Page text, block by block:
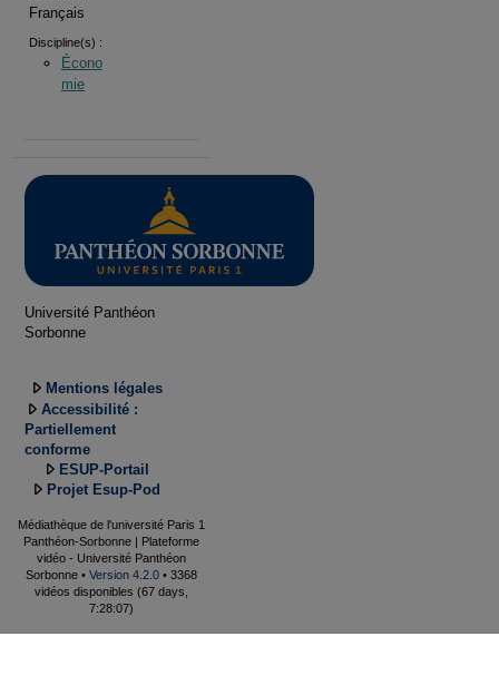
Français
Discipline(s) :
Écono
mie
Université Panthéon
Sorbonne
Mentions légales
Accessibilité :
Partiellement
conforme
ESUP-Portail
Projet Esup-Pod
Médiathèque de l'université Paris 1
Panthéon-Sorbonne | Plateforme
vidéo - Université Panthéon
Sorbonne • Version 4.2.0 • 3368
vidéos disponibles (67 days,
7:28:07)